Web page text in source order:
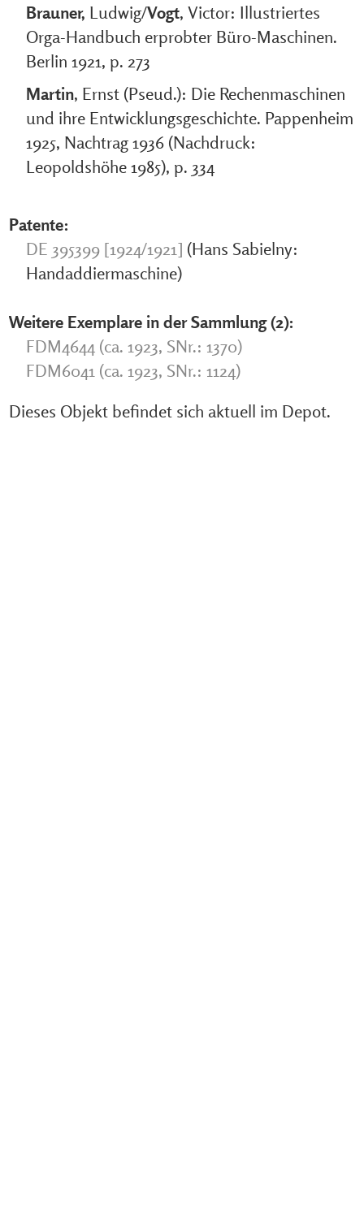
Brauner, Ludwig/Vogt, Victor: Illustriertes
Orga-Handbuch erprobter Büro-Maschinen.
Berlin 1921, p. 273
Martin, Ernst (Pseud.): Die Rechenmaschinen
und ihre Entwicklungsgeschichte. Pappenheim
1925, Nachtrag 1936 (Nachdruck:
Leopoldshöhe 1985), p. 334
Patente:
DE 395399 [1924/1921] (Hans Sabielny:
Handaddiermaschine)
Weitere Exemplare in der Sammlung (2):
FDM4644 (ca. 1923, SNr.: 1370)
FDM6041 (ca. 1923, SNr.: 1124)
Dieses Objekt befindet sich aktuell im Depot.